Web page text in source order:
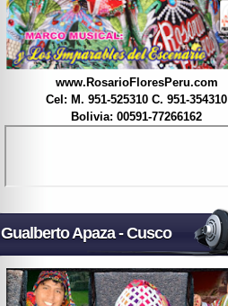
www.RosarioFloresPeru.com
Cel: M. 951-525310 C. 951-354310
Bolivia: 00591-77266162
Gualberto Apaza - Cusco